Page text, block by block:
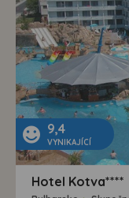
9,4
VYNIKAJÍCÍ
Hotel Kotva****